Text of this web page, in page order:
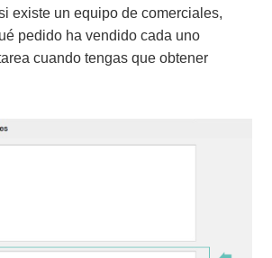
existe un equipo de comerciales,
pedido ha vendido cada uno
cuando tengas que obtener